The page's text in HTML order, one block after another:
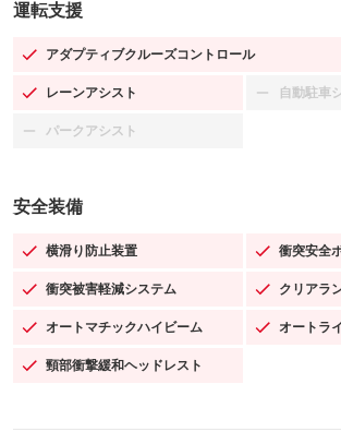
運転支援
アダプティブクルーズコントロール
：装備あり
レーンアシスト
：装備あり 自動駐車
：装備なし
パークアシスト
：装備なし
安全装備
横滑り防止装置
：装備あり 衝突安全
：装備あ
衝突被害軽減システム
：装備あり クリアラ
：装備あり
オートマチックハイビーム
：装備あり オートラ
：装備あり
頸部衝撃緩和ヘッドレスト
：装備あり